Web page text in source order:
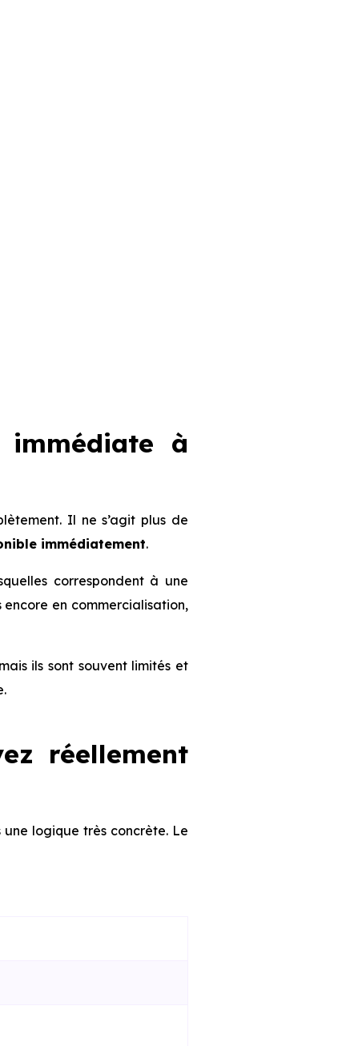
à
Il ne s’agit plus de
immédiatement.
correspondent à une
encore en commercialisation,
ils sont souvent limités et
réellement
une logique très concrète. Le